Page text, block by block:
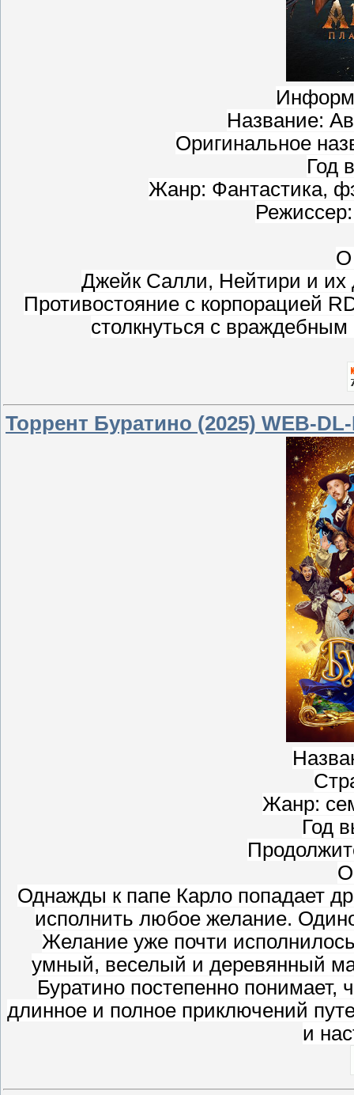
Название:
Оригинальное
Год
Жанр: Фантастика,
О
Джейк Салли, Нейтири и их
Противостояние с корпорацией
столкнуться с
Торрент Буратино (2025) WEB-
Жанр:
Год
Однажды к папе Карло попадает
исполнить любое желание.
Желание уже почти
умный, веселый и деревянный
Буратино постепенно понимает,
длинное и полное приключений
и